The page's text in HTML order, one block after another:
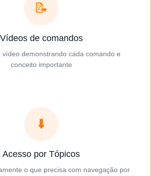
📝
Vídeos de comandos
vídeo demonstrando cada comando e
conceito importante
⬇️
Acesso por Tópicos
o que precisa com navegação por